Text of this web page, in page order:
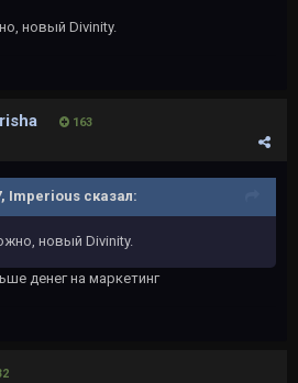
новый Divinity.
163
Imperious сказал:
новый Divinity.
денег на маркетинг